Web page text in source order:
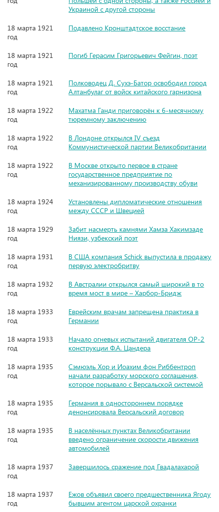
Украиной с другой стороны
18 марта 1921
год
Подавлено Кронштадтское восстание
18 марта 1921
год
Погиб Герасим Григорьевич Фейгин, поэт
18 марта 1921
год
Полководец Д. Сухэ-Батор освободил город
Алтанбулаг от войск китайского гарнизона
18 марта 1922
год
Махатма Ганди приговорён к 6-месячному
тюремному заключению
18 марта 1922
год
В Лондоне открылся IV съезд
Коммунистической партии Великобритании
18 марта 1922
год
В Москве открыто первое в стране
государственное предприятие по
механизированному производству обуви
18 марта 1924
год
Установлены дипломатические отношения
между СССР и Швецией
18 марта 1929
год
Забит насмерть камнями Хамза Хакимзаде
Ниязи, узбекский поэт
18 марта 1931
год
В США компания Schick выпустила в продажу
первую электробритву
18 марта 1932
год
В Австралии открылся самый широкий в то
время мост в мире – Харбор-Бридж
18 марта 1933
год
Еврейским врачам запрещена практика в
Германии
18 марта 1933
год
Начало огневых испытаний двигателя ОР-2
конструкции Ф.А. Цандера
18 марта 1935
год
Сэмюэль Хор и Иоахим фон Риббентроп
начали разработку морского соглашения,
которое порывало с Версальской системой
18 марта 1935
год
Германия в одностороннем порядке
денонсировала Версальский договор
18 марта 1935
год
В населённых пунктах Великобритании
введено ограничение скорости движения
автомобилей
18 марта 1937
год
Завершилось сражение под Гвадалахарой
18 марта 1937
год
Ежов объявил своего предшественника Ягоду
бывшим агентом царской охранки